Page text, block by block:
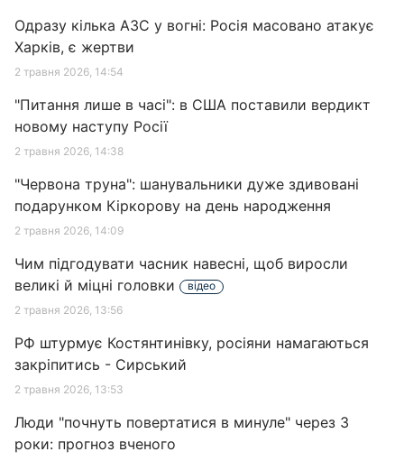
Одразу кілька АЗС у вогні: Росія масовано атакує
Харків, є жертви
2 травня 2026, 14:54
"Питання лише в часі": в США поставили вердикт
новому наступу Росії
2 травня 2026, 14:38
"Червона труна": шанувальники дуже здивовані
подарунком Кіркорову на день народження
2 травня 2026, 14:09
Чим підгодувати часник навесні, щоб виросли
великі й міцні головки
відео
2 травня 2026, 13:56
РФ штурмує Костянтинівку, росіяни намагаються
закріпитись - Сирський
2 травня 2026, 13:53
Люди "почнуть повертатися в минуле" через 3
роки: прогноз вченого